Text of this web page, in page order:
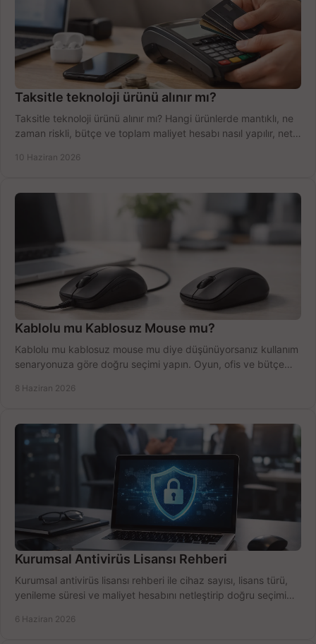
Taksitle teknoloji ürünü alınır mı?
Taksitle teknoloji ürünü alınır mı? Hangi ürünlerde mantıklı, ne
zaman riskli, bütçe ve toplam maliyet hesabı nasıl yapılır, net
10 Haziran 2026
Kablolu mu Kablosuz Mouse mu?
Kablolu mu kablosuz mouse mu diye düşünüyorsanız kullanım
senaryonuza göre doğru seçimi yapın. Oyun, ofis ve bütçe
8 Haziran 2026
Kurumsal Antivirüs Lisansı Rehberi
Kurumsal antivirüs lisansı rehberi ile cihaz sayısı, lisans türü,
yenileme süresi ve maliyet hesabını netleştirip doğru seçimi
6 Haziran 2026